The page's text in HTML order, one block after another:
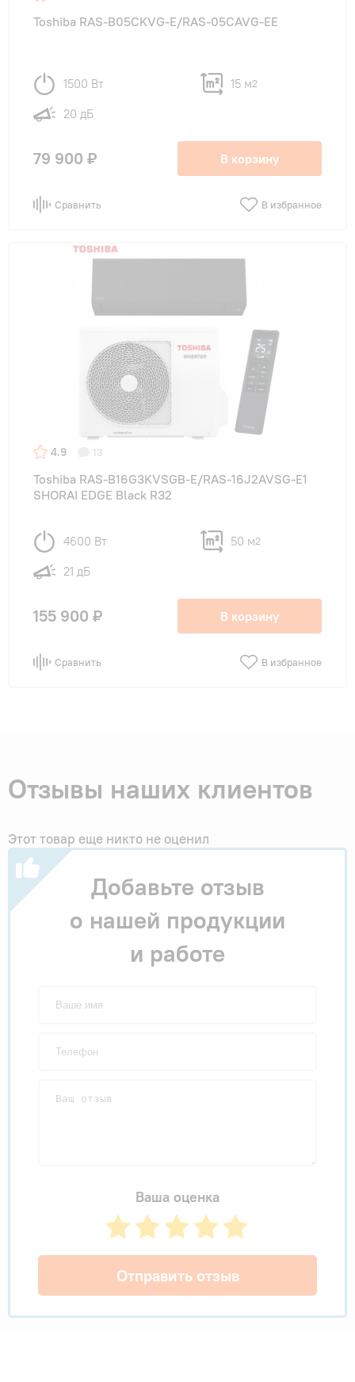
Toshiba RAS-B05CKVG-E/RAS-05CAVG-EE
1500 Вт 15 м2
20 дБ
79 900 ₽ В корзину
Сравнить В избранное
4.9 13
Toshiba RAS-B16G3KVSGB-E/RAS-16J2AVSG-E1
SHORAI EDGE Black R32
4600 Вт 50 м2
21 дБ
155 900 ₽ В корзину
Сравнить В избранное
Отзывы наших клиентов
Этот товар еще никто не оценил
Добавьте отзыв
о нашей продукции
и работе
Ваша оценка
Отправить отзыв